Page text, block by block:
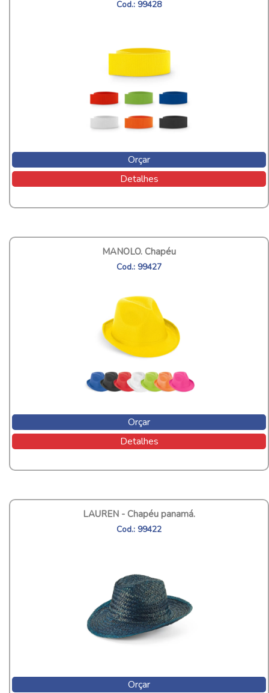
Cod.: 99428
Orçar
Detalhes
MANOLO. Chapéu
Cod.: 99427
Orçar
Detalhes
LAUREN - Chapéu panamá.
Cod.: 99422
Orçar